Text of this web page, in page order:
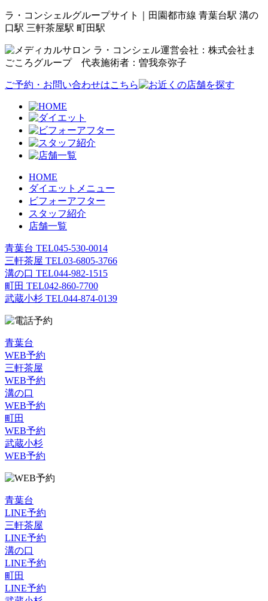
ラ・コンシェルグループサイト｜田園都市線 青葉台駅 溝の
口駅 三軒茶屋駅 町田駅
運営会社：株式会社ま
ごころグループ 代表施術者：曽我奈弥子
ご予約・お問い合わせはこちら
HOME
ダイエットメニュー
ビフォーアフター
スタッフ紹介
店舗一覧
青葉台 TEL045-530-0014
三軒茶屋 TEL03-6805-3766
溝の口 TEL044-982-1515
町田 TEL042-860-7700
武蔵小杉 TEL044-874-0139
青葉台
WEB予約
三軒茶屋
WEB予約
溝の口
WEB予約
町田
WEB予約
武蔵小杉
WEB予約
青葉台
LINE予約
三軒茶屋
LINE予約
溝の口
LINE予約
町田
LINE予約